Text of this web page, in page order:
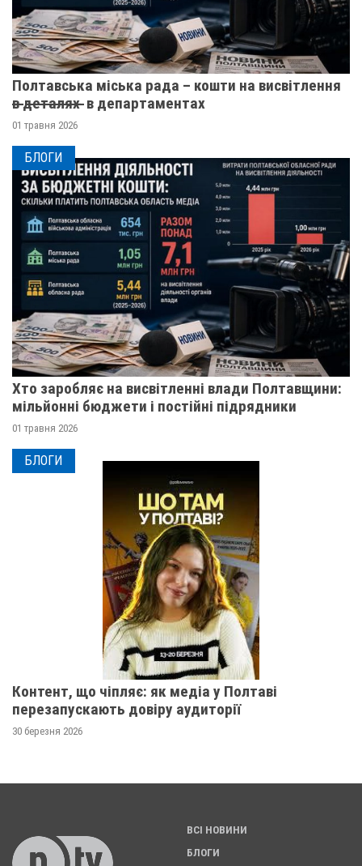
Полтавська міська рада – кошти на висвітлення
в̶ ̶д̶е̶т̶а̶л̶я̶х̶ ̶ в департаментах
01 травня 2026
БЛОГИ
Хто заробляє на висвітленні влади Полтавщини:
мільйонні бюджети і постійні підрядники
01 травня 2026
БЛОГИ
Контент, що чіпляє: як медіа у Полтаві
перезапускають довіру аудиторії
30 березня 2026
ВСІ НОВИНИ
БЛОГИ